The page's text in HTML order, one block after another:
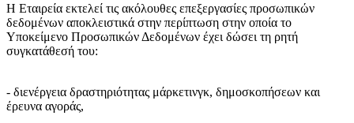
H Εταιρεία εκτελεί τις ακόλουθες επεξεργασίες προσωπικών
δεδομένων αποκλειστικά στην περίπτωση στην οποία το
Υποκείμενο Προσωπικών Δεδομένων έχει δώσει τη ρητή
συγκατάθεσή του:
- διενέργεια δραστηριότητας μάρκετινγκ, δημοσκοπήσεων και
έρευνα αγοράς,